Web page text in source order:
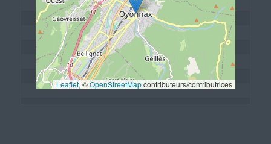
Leaflet, © OpenStreetMap contributeurs/contributrices